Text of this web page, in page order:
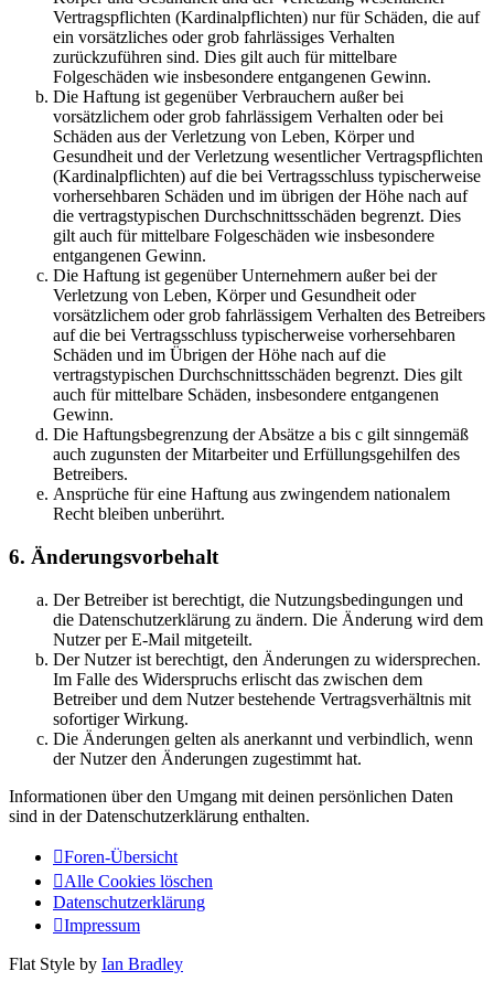
Vertragspflichten (Kardinalpflichten) nur für Schäden, die auf
ein vorsätzliches oder grob fahrlässiges Verhalten
zurückzuführen sind. Dies gilt auch für mittelbare
Folgeschäden wie insbesondere entgangenen Gewinn.
Die Haftung ist gegenüber Verbrauchern außer bei
vorsätzlichem oder grob fahrlässigem Verhalten oder bei
Schäden aus der Verletzung von Leben, Körper und
Gesundheit und der Verletzung wesentlicher Vertragspflichten
(Kardinalpflichten) auf die bei Vertragsschluss typischerweise
vorhersehbaren Schäden und im übrigen der Höhe nach auf
die vertragstypischen Durchschnittsschäden begrenzt. Dies
gilt auch für mittelbare Folgeschäden wie insbesondere
entgangenen Gewinn.
Die Haftung ist gegenüber Unternehmern außer bei der
Verletzung von Leben, Körper und Gesundheit oder
vorsätzlichem oder grob fahrlässigem Verhalten des Betreibers
auf die bei Vertragsschluss typischerweise vorhersehbaren
Schäden und im Übrigen der Höhe nach auf die
vertragstypischen Durchschnittsschäden begrenzt. Dies gilt
auch für mittelbare Schäden, insbesondere entgangenen
Gewinn.
Die Haftungsbegrenzung der Absätze a bis c gilt sinngemäß
auch zugunsten der Mitarbeiter und Erfüllungsgehilfen des
Betreibers.
Ansprüche für eine Haftung aus zwingendem nationalem
Recht bleiben unberührt.
6. Änderungsvorbehalt
Der Betreiber ist berechtigt, die Nutzungsbedingungen und
die Datenschutzerklärung zu ändern. Die Änderung wird dem
Nutzer per E-Mail mitgeteilt.
Der Nutzer ist berechtigt, den Änderungen zu widersprechen.
Im Falle des Widerspruchs erlischt das zwischen dem
Betreiber und dem Nutzer bestehende Vertragsverhältnis mit
sofortiger Wirkung.
Die Änderungen gelten als anerkannt und verbindlich, wenn
der Nutzer den Änderungen zugestimmt hat.
Informationen über den Umgang mit deinen persönlichen Daten
sind in der Datenschutzerklärung enthalten.
Foren-Übersicht
Alle Cookies löschen
Datenschutzerklärung
Impressum
Flat Style by Ian Bradley